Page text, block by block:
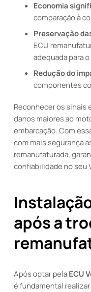
Economia
comparação à
Preservação
ECU
adequada para
Redução do
componentes
Reconhecer os sinais
danos maiores ao
embarcação. Com
com mais segurança
remanufaturada,
confiabilidade no seu
após a
Após optar pelaECU
é fundamental